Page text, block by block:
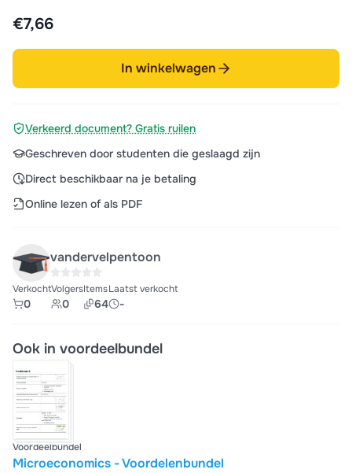
€7,66
In winkelwagen
Verkeerd document? Gratis ruilen
Geschreven door studenten die geslaagd zijn
Direct beschikbaar na je betaling
Online lezen of als PDF
vandervelpentoon
Verkocht
0
Volgers
0
Items
64
Laatst verkocht
-
Ook in voordeelbundel
Voordeelbundel
Microeconomics - Voordelenbundel